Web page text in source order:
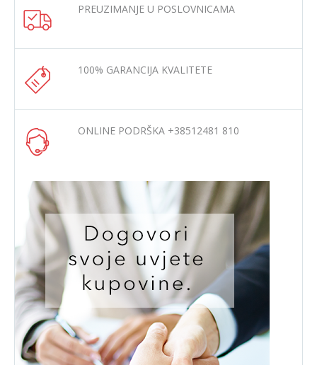
PREUZIMANJE U POSLOVNICAMA
100% GARANCIJA KVALITETE
ONLINE PODRŠKA +38512481 810